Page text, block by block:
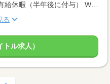
週3日〜勤務OK ■シフト制 ■有給休暇（半年後に付与） Wワークの方は、 週2日〜勤務OK！ ご希望をお伝えください♪
る
ル求人）